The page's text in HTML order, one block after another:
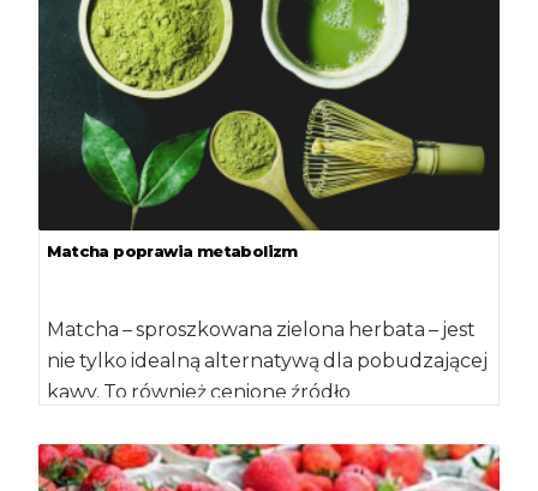
Matcha poprawia metabolizm
Matcha – sproszkowana zielona herbata – jest
nie tylko idealną alternatywą dla pobudzającej
kawy. To również cenione źródło